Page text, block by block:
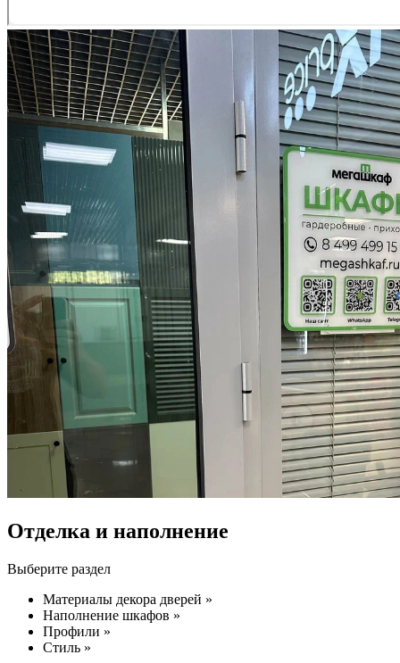
Отделка и наполнение
Выберите раздел
Материалы декора дверей »
Наполнение шкафов »
Профили »
Стиль »